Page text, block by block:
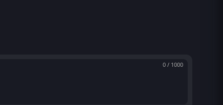
0 / 1000